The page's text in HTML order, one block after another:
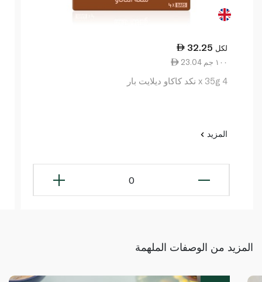
32.25 لكل
23.04 ١٠٠ جم
4 x 35g نكد كاكاو ديلايت بار
المزيد
0
المزيد من الوصفات الملهمة